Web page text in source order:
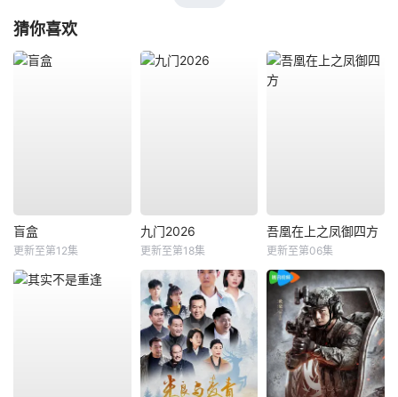
猜你喜欢
盲盒
更新至第12集
九门2026
更新至第18集
吾凰在上之凤御四方
更新至第06集